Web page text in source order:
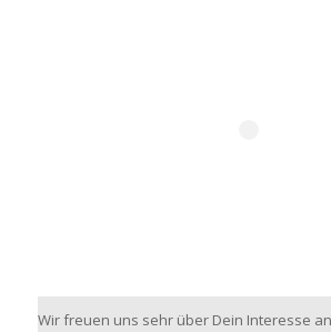
Wir freuen uns sehr über Dein Interesse